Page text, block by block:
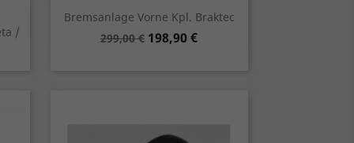
/
Bremsanlage Vorne Kpl. Braktec
Verkaufspreis
299,00 € Preis
198,90 €
Vorschau